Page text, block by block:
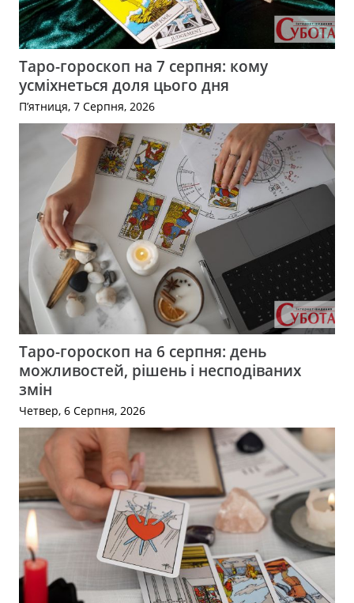
Таро-гороскоп на 7 серпня: кому
усміхнеться доля цього дня
П’ятниця, 7 Серпня, 2026
Таро-гороскоп на 6 серпня: день
можливостей, рішень і несподіваних
змін
Четвер, 6 Серпня, 2026